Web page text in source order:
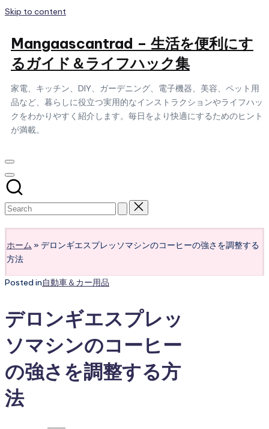
Skip to content
Mangaascantrad – 生活を便利にす
るガイド＆ライフハック集
家電、キッチン、DIY、ガーデニング、電子機器、美容、ペット用
品など、暮らしに役立つ実用的なインストラクションやライフハッ
クをわかりやすく紹介します。毎日をより快適にするためのヒント
が満載。
ホーム » デロンギエスプレッソマシンのコーヒーの強さを調整する
方法
Posted in自動車＆カー用品
デロンギエスプレッ
ソマシンのコーヒー
の強さを調整する方
法